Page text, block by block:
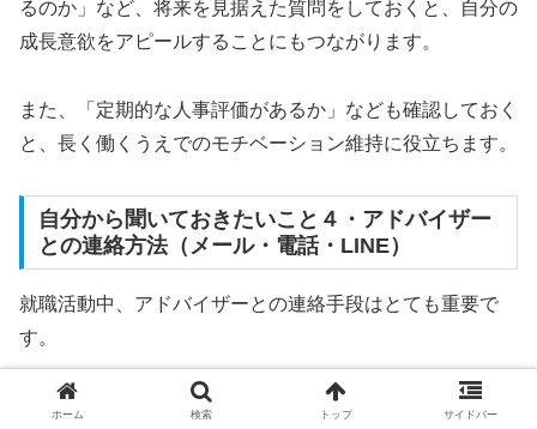
るのか」など、将来を見据えた質問をしておくと、自分の
成長意欲をアピールすることにもつながります。
また、「定期的な人事評価があるか」なども確認しておく
と、長く働くうえでのモチベーション維持に役立ちます。
自分から聞いておきたいこと４・アドバイザー
との連絡方法（メール・電話・LINE）
就職活動中、アドバイザーとの連絡手段はとても重要で
す。
連絡手段がメールなのか電話なのか、それともLINEなど
ホーム 検索 トップ サイドバー